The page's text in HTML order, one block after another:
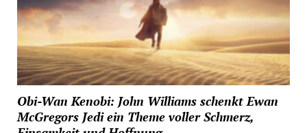
Obi-Wan Kenobi: John Williams schenkt Ewan
McGregors Jedi ein Theme voller Schmerz,